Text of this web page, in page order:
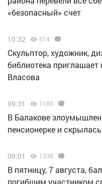
«безопасный» счет
10:32 814
Скульптор, художник,
библиотека
Власова
09:31 1180
В Балакове
пенсионерке и
09:01 1338
В пятницу, 7 августа,
погибшим участником